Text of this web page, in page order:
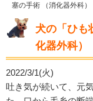
塞の手術 （消化器外科）
犬の「ひも
化器外科）
2022/3/1(火)
吐き気が続いて、元